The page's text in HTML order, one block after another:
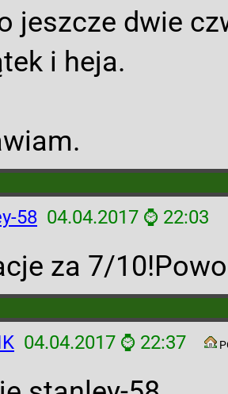
jeszcze dwie
i heja.
58 04.04.2017 ⌚ 22:03
za 7/
04.04.2017 ⌚ 22:37